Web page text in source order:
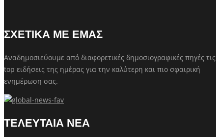
ΣΧΕΤΙΚΑ ΜΕ ΕΜΑΣ
Αναδημοσιεύουμε από διαφορετικές δημοσιογραφικές πηγές τις
top ειδήσεις της ημέρας για την καλύτερη και πιο σφαιρική
ενημέρωση σας.
ΤΕΛΕΥΤΑΙΑ ΝΕΑ